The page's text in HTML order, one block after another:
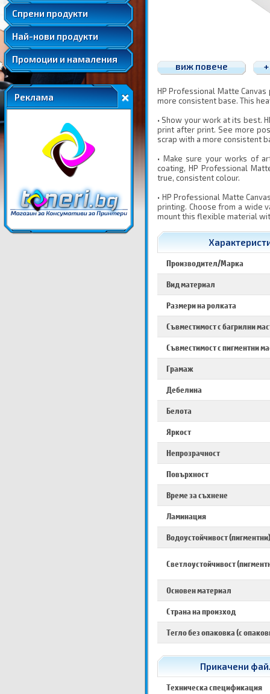
Спрени продукти
Удължени и допълнителни гаранции
Най-нови продукти
Промоции и намаления
Реклама
виж повече
HP Professional Matte
more consistent base. This
• Show your work at its best.
print after print. See more
scrap with a more consistent
• Make sure your works of
coating, HP Professional
true, consistent colour.
• HP Professional Matte
printing. Choose from a wide
mount this flexible material
Производител/Марка
Вид материал
Размери на ролката
Съвместимост с багрилни
Съвместимост с пигментни
Грамаж
Дебелина
Белота
Яркост
Непрозрачност
Повърхност
Време за съхнене
Ламинация
Водоустойчивост (пигментни)
Светлоустойчивост
Основен материал
Страна на произход
Тегло без опаковка (с
Прикачени
Техническа спецификация